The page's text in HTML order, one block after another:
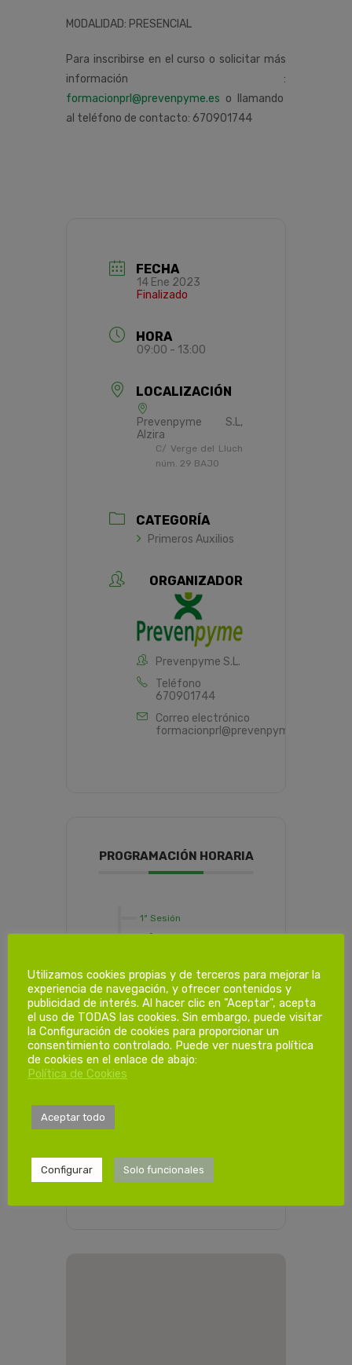
MODALIDAD: PRESENCIAL
Para inscribirse en el curso o solicitar más
información :
formacionprl@prevenpyme.es o llamando
al teléfono de contacto: 670901744
FECHA
14 Ene 2023
Finalizado
HORA
09:00 - 13:00
LOCALIZACIÓN
Prevenpyme S.L,
Alzira
C/ Verge del Lluch
núm. 29 BAJO
CATEGORÍA
Primeros Auxilios
ORGANIZADOR
Prevenpyme S.L.
Teléfono
670901744
Correo electrónico
formacionprl@prevenpyme.es
PROGRAMACIÓN HORARIA
1º Sesión
Sábado 14-01-2022
COMPARTIR ESTE
Utilizamos cookies propias y de terceros para mejorar la
experiencia de navegación, y ofrecer contenidos y
publicidad de interés. Al hacer clic en "Aceptar", acepta
el uso de TODAS las cookies. Sin embargo, puede visitar
la Configuración de cookies para proporcionar un
consentimiento controlado. Puede ver nuestra política
de cookies en el enlace de abajo:
Política de Cookies
Aceptar todo
Configurar Solo funcionales